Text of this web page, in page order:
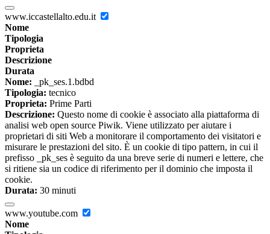
www.iccastellalto.edu.it
Nome
Tipologia
Proprieta
Descrizione
Durata
Nome: _pk_ses.1.bdbd
Tipologia: tecnico
Proprieta: Prime Parti
Descrizione: Questo nome di cookie è associato alla piattaforma di
analisi web open source Piwik. Viene utilizzato per aiutare i
proprietari di siti Web a monitorare il comportamento dei visitatori e
misurare le prestazioni del sito. È un cookie di tipo pattern, in cui il
prefisso _pk_ses è seguito da una breve serie di numeri e lettere, che
si ritiene sia un codice di riferimento per il dominio che imposta il
cookie.
Durata: 30 minuti
www.youtube.com
Nome